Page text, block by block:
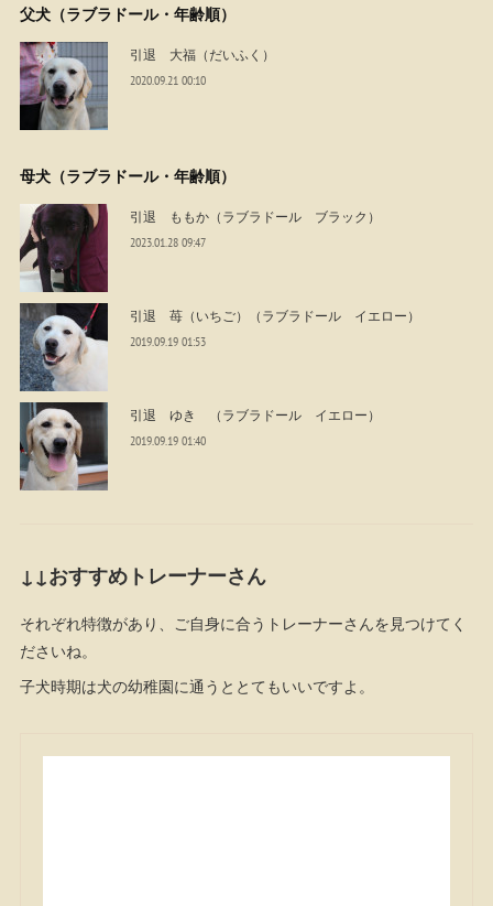
父犬（ラブラドール・年齢順）
引退 大福（だいふく）
2020.09.21 00:10
母犬（ラブラドール・年齢順）
引退 ももか（ラブラドール ブラック）
2023.01.28 09:47
引退 苺（いちご）（ラブラドール イエロー）
2019.09.19 01:53
引退 ゆき （ラブラドール イエロー）
2019.09.19 01:40
↓↓おすすめトレーナーさん
それぞれ特徴があり、ご自身に合うトレーナーさんを見つけてく
ださいね。
子犬時期は犬の幼稚園に通うととてもいいですよ。